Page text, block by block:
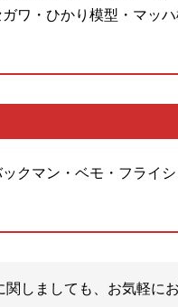
ワ・ひかり模型・マッ
クマン・ベモ・フライ
しましても、お気軽に